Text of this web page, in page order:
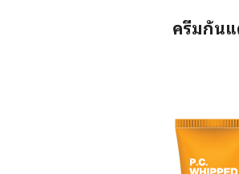
ครีมกันแ